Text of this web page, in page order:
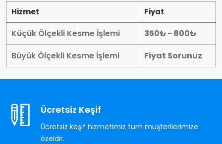
Hizmet Fiyat
Küçük Ölçekli Kesme İşlemi
350₺ - 800₺
Büyük Ölçekli Kesme İşlemi
Fiyat Sorunuz
Ücretsiz Keşif
Ücretsiz keşif hizmetimiz tüm müşterilerimize
özeldir.